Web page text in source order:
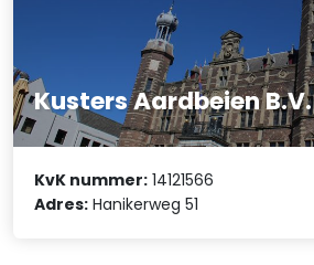
Kusters Aardbeien B.V.
KvK nummer: 14121566
Adres: Hanikerweg 51